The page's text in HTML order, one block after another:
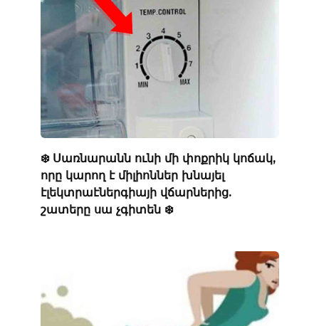
❄️ Սառնարանն ունի մի փոքրիկ կոճակ,
որը կարող է միլիոններ խնայել
էլեկտրաէներգիայի վճարներից.
շատերը սա չգիտեն ❄️